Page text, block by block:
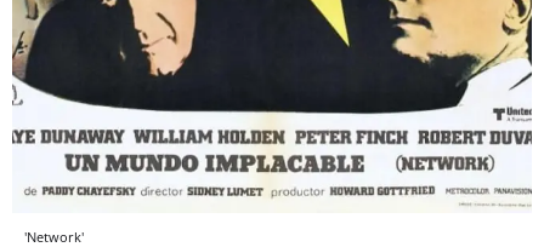
'Network'